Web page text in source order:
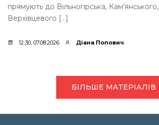
прямують до Вільногірська, Кам’янського,
Верхівцевого […]
12:30, 07.08.2026 Діана Попович
БІЛЬШЕ МАТЕРІАЛІВ